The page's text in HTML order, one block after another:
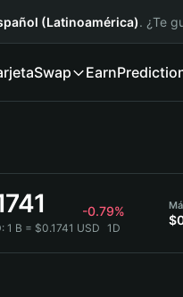
(Latinoamérica). ¿Te
Swap Earn
-0.79%
1 B = $0.1741 USD 1D